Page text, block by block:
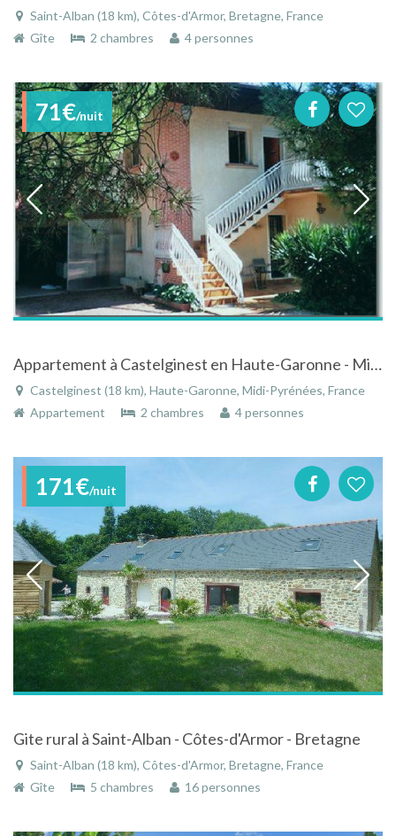
Saint-Alban (18 km), Côtes-d'Armor, Bretagne, France
Gîte
2 chambres 4 personnes
71€/nuit
Appartement à Castelginest en Haute-Garonne - Midi-Pyrénées dans villa avec piscine
Castelginest (18 km), Haute-Garonne, Midi-Pyrénées, France
Appartement
2 chambres 4 personnes
171€/nuit
Gite rural à Saint-Alban - Côtes-d'Armor - Bretagne
Saint-Alban (18 km), Côtes-d'Armor, Bretagne, France
Gîte
5 chambres 16 personnes